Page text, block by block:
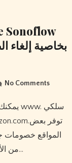
No Comments
يمكنك التحقق من بعض المواقع على الإنترنت مثل www. سلكي
المواقع خصومات
من الأحذية التي تختارها.إذا كنت تواجه…